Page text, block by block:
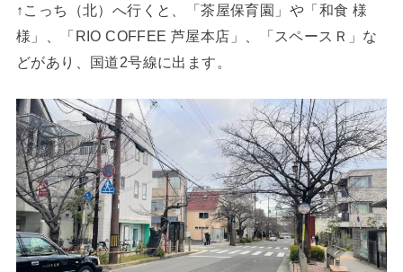
↑こっち（北）へ行くと、「茶屋保育園」や「和食 様
様」、「RIO COFFEE 芦屋本店」、「スペースＲ」な
どがあり、国道2号線に出ます。